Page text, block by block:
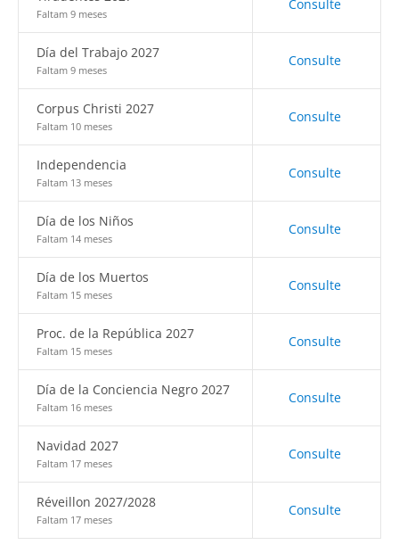
Faltam 9 meses
Consulte
Día del Trabajo 2027
Faltam 9 meses
Consulte
Corpus Christi 2027
Faltam 10 meses
Consulte
Independencia
Faltam 13 meses
Consulte
Día de los Niños
Faltam 14 meses
Consulte
Día de los Muertos
Faltam 15 meses
Consulte
Proc. de la República 2027
Faltam 15 meses
Consulte
Día de la Conciencia Negro 2027
Faltam 16 meses
Consulte
Navidad 2027
Faltam 17 meses
Consulte
Réveillon 2027/2028
Faltam 17 meses
Consulte